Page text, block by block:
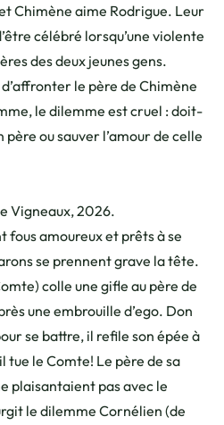
Chimène aime Rodrigue. Leur
célébré lorsqu’une violente
des deux jeunes gens.
le père de Chimène
le dilemme est cruel : doit-
père ou sauver l’amour de celle
Vigneaux, 2026.
fous amoureux et prêts à se
se prennent grave la tête.
colle une gifle au père de
une embrouille d’ego. Don
se battre, il refile son épée à
tue le Comte! Le père de sa
plaisantaient pas avec le
le dilemme Cornélien (de